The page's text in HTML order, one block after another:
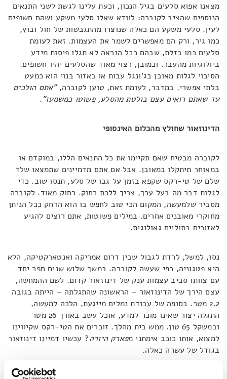
מצאנו אפוא סלעים בגיל הנכון, וכעת עלינו לגשת לשני התנאים
הנוספים שהציב לקוברה: לוודא שאלו סלעי משקע ושהם חשופים
לעין. סלעי משקע הם כאלה שנוצרו מהתגבשות של חול ובוץ,
כמו גיר, ורק הם מאפשרים לשמר את העצמות. זאת לעומת
סלעים כמו בזלת, שבהם ככל הנראה לא תגלו פיסות מידע
ביולוגיות מהעבר. וכמובן, רצוי מאוד שהסלעים יהיו חשופים.
הסיכוי לגלות מאובן בג'ונגל עבות או באזור בנוי הוא כמעט
בלתי אפשרי. במדבר, לעומת זאת, טוען לקוברה,"אתם הולכים
עד שאתם רואים עצם בולטת מהסלע, פשוטו כמשמעו".
הדינוזאור שחולץ מהכלום האינסופי
לקוברה מבטיח שאם תקיימו את כל התנאים הללו, במוקדם או
במאוחר תיתקלו במאובן. אבל אם אתם מדמיינים שתמצאו שלד
שלם של טי-רקס שקפא בזמן על גבו של סלע, תנסו שוב. כדי
לגלות דבר מה בעל ערך, צריך ללכת רחוק. רחוק מאוד. לקוברה
מסביר שלמעשה, המקום הכי טוב לחפש בו הוא הרחק ככל הניתן
מחוקרי מאובנים אחרים. במילים פשוטות, אתם רוצים להגיע
לאזורים בתוליים גאולוגית.
נסו, למשל, לרדת לגבול שבין דרום אמריקה ואנטארקטיקה, הלא
היא פטגוניה, כפי שעשה לקוברה. במשך שלוש שנים חפר יחד
עם צוותו סביב עצמות ענק של דינוזאור קדום. לשם ההמחשה,
עצם הירך של הדינוזאור – הראשונה שהתגלתה – הייתה בגובה
2.2 מטר. בסופה של עבודת נמלים מייגעת, הלכה למעשה,
התגלה יצור שאינו מוכר למדע, אוכל עשב באורך 26 מטר
ובמשקל 65 טון. ממש בית מהלך. זוכרים את הטי-רקס שקיווינו
למצוא, אותו כוכב אימתני מפארק היורה? עכשיו דמיינו דינוזאור
בגודל של עשרה כאלה.